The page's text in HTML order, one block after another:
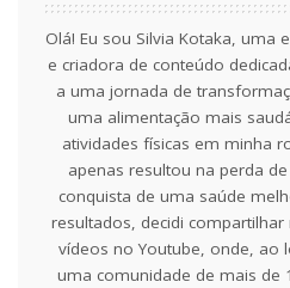
Olá! Eu sou Silvia Kotaka, uma
e criadora de conteúdo
a uma jornada de
uma alimentação mais
atividades físicas em minha
apenas resultou na perda
conquista de uma saúde
resultados, decidi
vídeos no Youtube, onde, ao
uma comunidade de mais de